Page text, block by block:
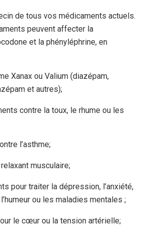
de tous vos médicaments actuels.
peuvent affecter la
et la phényléphrine, en
Xanax ou Valium (diazépam,
et autres);
contre la toux, le rhume ou les
l’asthme;
musculaire;
pour traiter la dépression, l’anxiété,
ou les maladies mentales ;
le cœur ou la tension artérielle;